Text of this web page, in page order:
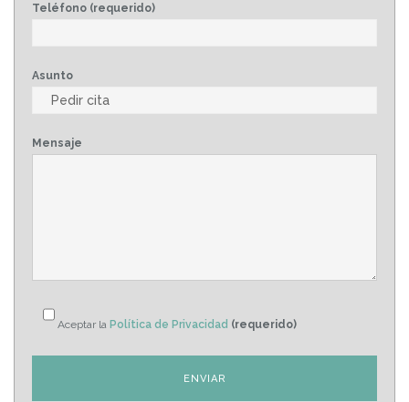
Teléfono (requerido)
Asunto
Mensaje
Aceptar la Política de Privacidad (requerido)